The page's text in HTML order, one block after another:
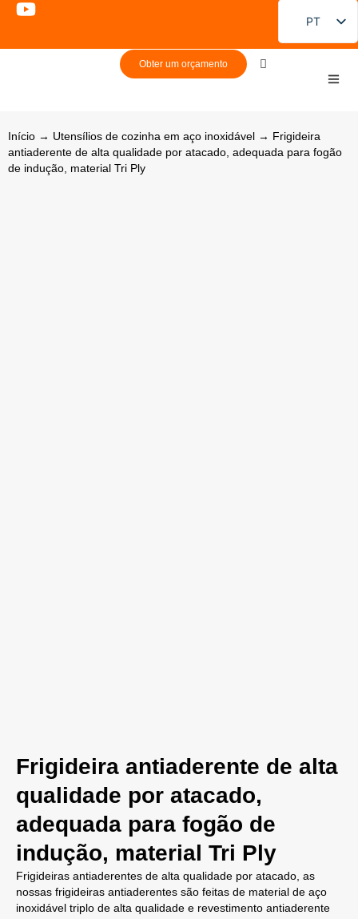
PT
EN
RU
Obter um orçamento
Início → Utensílios de cozinha em aço inoxidável → Frigideira
antiaderente de alta qualidade por atacado, adequada para fogão
de indução, material Tri Ply
Frigideira antiaderente de alta
qualidade por atacado,
adequada para fogão de
indução, material Tri Ply
Frigideiras antiaderentes de alta qualidade por atacado, as
nossas frigideiras antiaderentes são feitas de material de aço
inoxidável triplo de alta qualidade e revestimento antiaderente